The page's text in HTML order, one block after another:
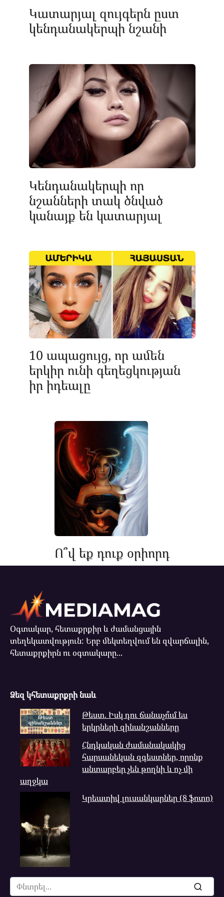
Կատարյալ զույգերն ըստ
կենդանակերպի նշանի
Կենդանակերպի որ
նշանների տակ ծնված
կանայք են կատարյալ
10 ապացույց, որ ամեն
երկիր ունի գեղեցկության
իր իդեալը
Ո՞վ եք դուք օրիորդ
Օգտակար, հետաքրքիր և ժամանցային
տեղեկատվություն: Երբ մեկտեղվում են զվարճալին,
հետաքրքիրն ու օգտակարը...
Ձեզ կհետաքրքրի նաև
Թեստ. Իսկ դու ճանաչո՞ւմ ես
երկրների զինանշանները
Հնդկական ժամանակակից
հարսանեկան զգեստներ, որոնք
անտարբեր չեն թողնի և ոչ մի
աղջկա
Կրեատիվ լուսանկարներ (8 ֆոտո)
Search
for: